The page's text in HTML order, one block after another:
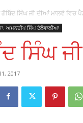
ਸਿੰਘ ਜੀ ਦੀਆਂ ਮਾਲਵੇ ਵਿਚ
ਅਮਨਦੀਪ ਸਿੰਘ ਟੱਲੇਵਾਲੀਆ
ਸਿੰਘ
2017